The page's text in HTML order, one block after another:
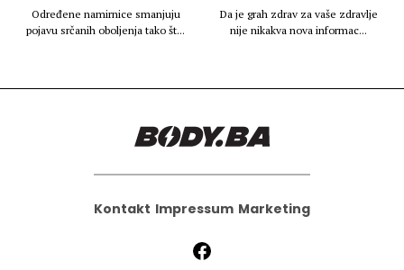
Određene namirnice smanjuju
pojavu srčanih oboljenja tako št...
Da je grah zdrav za vaše zdravlje
nije nikakva nova informac...
Kontakt Impressum Marketing